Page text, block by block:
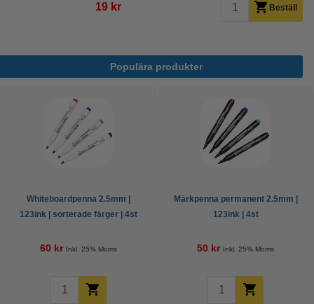
19 kr Beställ
Populära produkter
Whiteboardpenna 2.5mm |
123ink | sorterade färger | 4st
60 kr Inkl. 25% Moms
Märkpenna permanent 2.5mm |
123ink | 4st
50 kr Inkl. 25% Moms